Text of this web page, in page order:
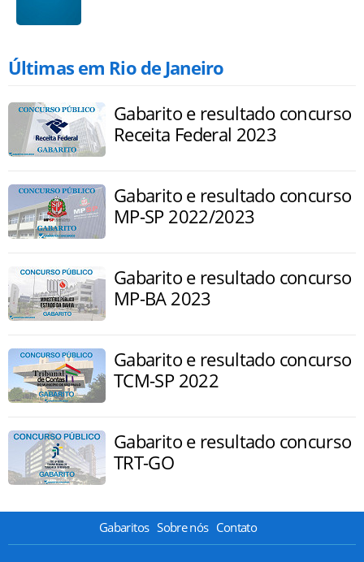
Últimas em Rio de Janeiro
Gabarito e resultado concurso
Receita Federal 2023
Gabarito e resultado concurso
MP-SP 2022/2023
Gabarito e resultado concurso
MP-BA 2023
Gabarito e resultado concurso
TCM-SP 2022
Gabarito e resultado concurso
TRT-GO
Gabaritos Sobre nós Contato